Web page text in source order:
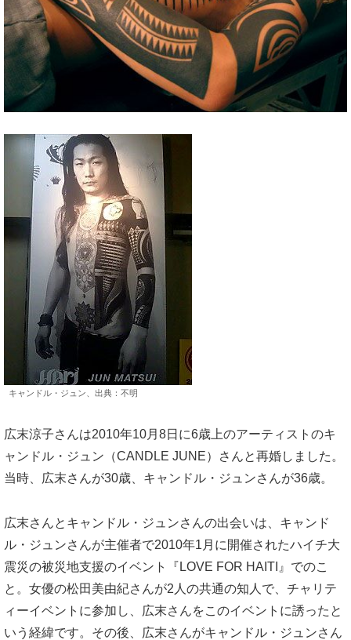
キャンドル・ジュン、出典：不明
広末涼子さんは2010年10月8日に6歳上のアーティストのキ
ャンドル・ジュン（CANDLE JUNE）さんと再婚しました。
当時、広末さんが30歳、キャンドル・ジュンさんが36歳。
広末さんとキャンドル・ジュンさんの出会いは、キャンド
ル・ジュンさんが主催者で2010年1月に開催されたハイチ大
震災の被災地支援のイベント『LOVE FOR HAITI』でのこ
と。女優の松田美由紀さんが2人の共通の知人で、チャリテ
ィーイベントに参加し、広末さんをこのイベントに誘ったと
いう経緯です。その後、広末さんがキャンドル・ジュンさん